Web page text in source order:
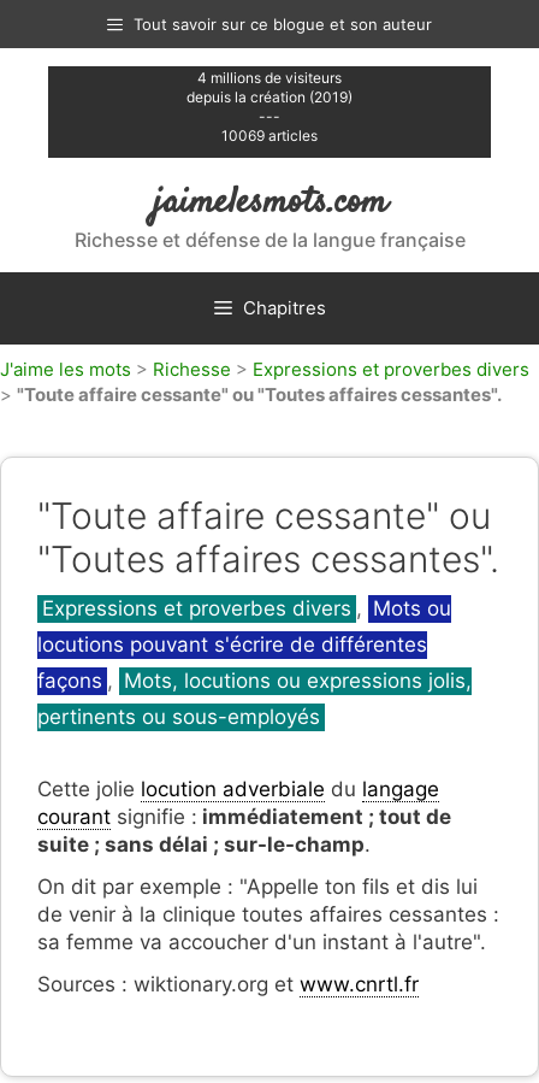
contenu
Tout savoir sur ce blogue et son auteur
4 millions de visiteurs
depuis la création (2019)
---
10069 articles
jaimelesmots.com
Richesse et défense de la langue française
Chapitres
J'aime les mots > Richesse > Expressions et proverbes divers
> "Toute affaire cessante" ou "Toutes affaires cessantes".
"Toute affaire cessante" ou
"Toutes affaires cessantes".
Catégories
Expressions et proverbes divers , Mots ou
locutions pouvant s'écrire de différentes
façons , Mots, locutions ou expressions jolis,
pertinents ou sous-employés
Cette jolie locution adverbiale du langage
courant signifie : immédiatement ; tout de
suite ; sans délai ; sur-le-champ.
On dit par exemple : "Appelle ton fils et dis lui
de venir à la clinique toutes affaires cessantes :
sa femme va accoucher d'un instant à l'autre".
Sources : wiktionary.org et www.cnrtl.fr